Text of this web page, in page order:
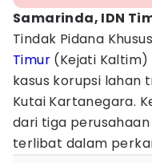
Samarinda, IDN
Tindak Pidana
Timur (Kejati
kasus korupsi lahan
Kutai Kartanegara.
dari tiga
terlibat dalam